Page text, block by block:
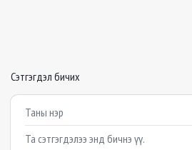
Сэтгэгдэл бичих
Example textarea